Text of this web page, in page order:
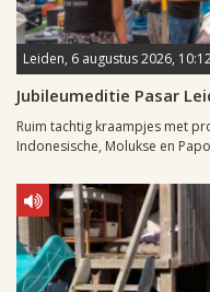
Leiden, 6 augustus 2026,
Jubileumeditie Pasar
Ruim tachtig kraampjes met
Indonesische, Molukse en